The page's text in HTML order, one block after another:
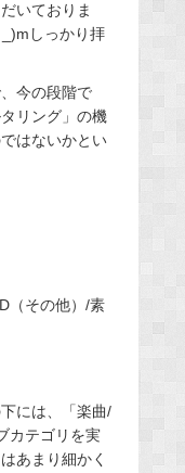
いておりま
しっかり拝
今の段階で
リング」の機
はないかとい
（その他）/素
には、「楽曲/
カテゴリを実
あまり細かく